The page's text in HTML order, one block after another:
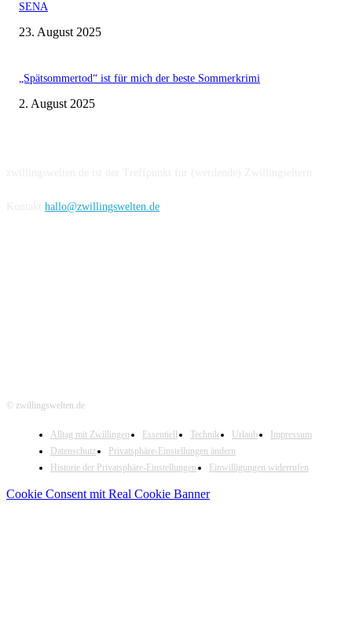
SENA
23. August 2025
„Spätsommertod“ ist für mich der beste Sommerkrimi
2. August 2025
hallo@zwillingswelten.de
© zwillingswelten.de
Alltag mit Zwillingen Essentiell Technik Urlaub
Impressum
Datenschutz
Privatsphäre-Einstellungen ändern
Historie der Privatsphäre-Einstellungen
Einwilligungen widerrufen
Cookie Consent mit Real Cookie Banner